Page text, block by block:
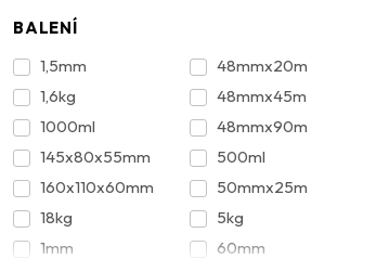
BALENÍ
1,5mm
1,6kg
1000ml
145x80x55mm
160x110x60mm
18kg
1mm
48mmx20m
48mmx45m
48mmx90m
500ml
50mmx25m
5kg
60mm